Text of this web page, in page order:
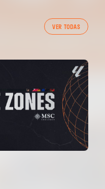
VER TODAS